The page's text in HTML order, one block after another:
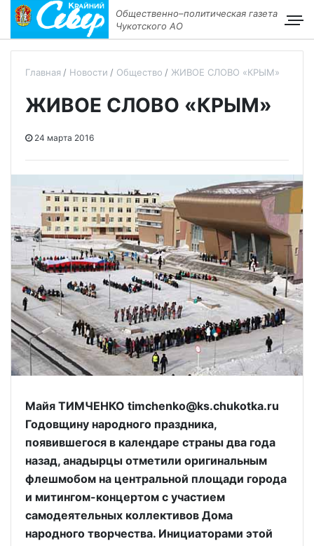
Общественно–политическая газета
Чукотского АО
Главная Новости Общество ЖИВОЕ СЛОВО «КРЫМ»
ЖИВОЕ СЛОВО «КРЫМ»
24 марта 2016
Майя ТИМЧЕНКО timchenko@ks.chukotka.ru
Годовщину народного праздника,
появившегося в календаре страны два года
назад, анадырцы отметили оригинальным
флешмобом на центральной площади города
и митингом-концертом с участием
самодеятельных коллективов Дома
народного творчества. Инициаторами этой